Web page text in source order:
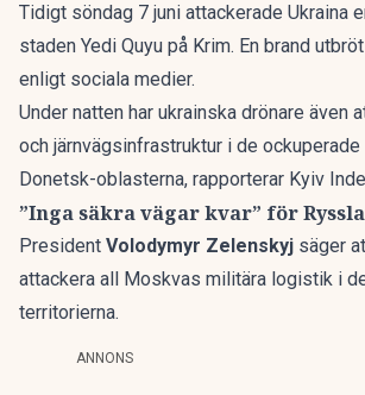
Tidigt söndag 7 juni attackerade Ukraina
staden Yedi Quyu på Krim. En brand
enligt sociala medier.
Under natten har ukrainska drönare även
och järnvägsinfrastruktur i de
Donetsk-oblasterna, rapporterar Kyiv
”Inga säkra vägar kvar” för
President Volodymyr Zelenskyj säger
attackera all Moskvas militära logistik i
territorierna.
ANNONS